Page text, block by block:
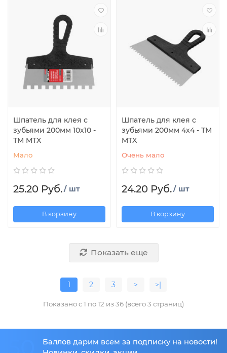
Шпатель для клея с
зубьями 200мм 10х10 -
ТМ MTX
Мало
25.20 Руб./ шт
В корзину
Шпатель для клея с
зубьями 200мм 4х4 - ТМ
MTX
Очень мало
24.20 Руб./ шт
В корзину
Показать еще
1 2 3 > >|
Показано с 1 по 12 из 36 (всего 3 страниц)
Баллов дарим всем за подписку на новости!